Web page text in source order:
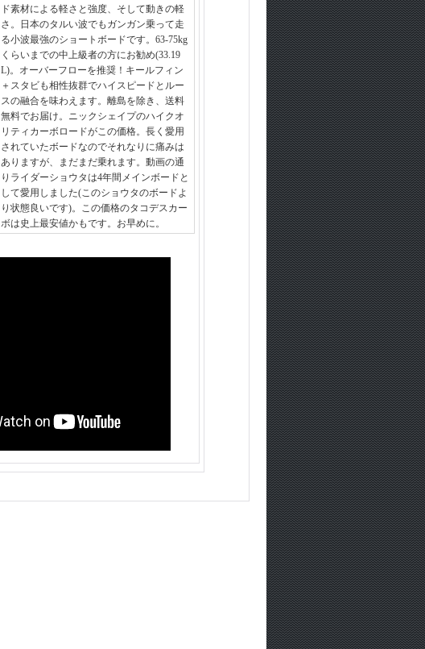
ド素材による軽さと強度、そして動きの軽
さ。日本のタルい波でもガンガン乗って走
る小波最強のショートボードです。63-75kg
くらいまでの中上級者の方にお勧め(33.19
L)。オーバーフローを推奨！キールフィン
＋スタビも相性抜群でハイスピードとルー
スの融合を味わえます。離島を除き、送料
無料でお届け。ニックシェイプのハイクオ
リティカーボロードがこの価格。長く愛用
されていたボードなのでそれなりに痛みは
ありますが、まだまだ乗れます。動画の通
りライダーショウタは4年間メインボードと
して愛用しました(このショウタのボードよ
り状態良いです)。この価格のタコデスカー
ボは史上最安値かもです。お早めに。